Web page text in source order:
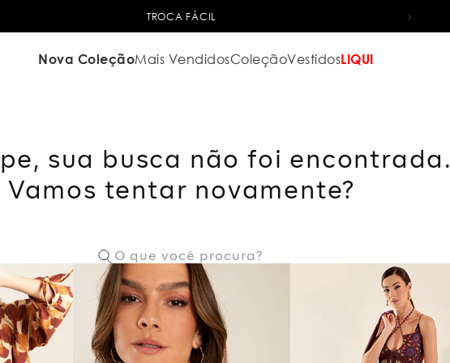
TROCA FÁCIL
Nova ColeçãoMais VendidosColeçãoVestidosLIQUI
sua busca não foi encontrada.
Vamos tentar novamente?